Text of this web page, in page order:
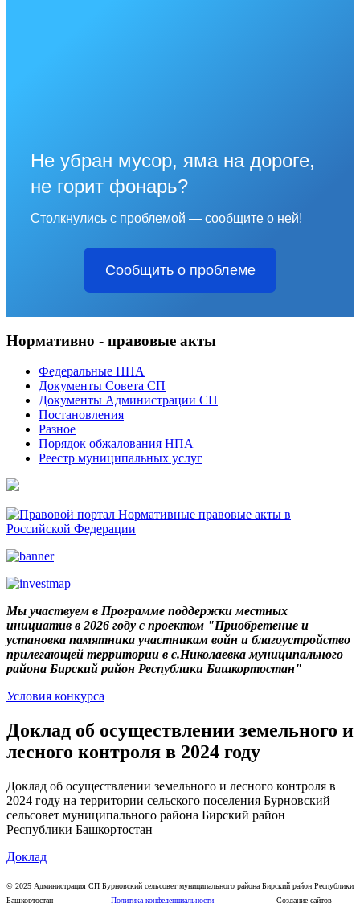
Не убран мусор, яма на дороге,
не горит фонарь?
Столкнулись с проблемой — сообщите о ней!
Сообщить о проблеме
Нормативно - правовые акты
Федеральные НПА
Документы Совета СП
Документы Администрации СП
Постановления
Разное
Порядок обжалования НПА
Реестр муниципальных услуг
Мы участвуем в Программе поддержки местных
инициатив в 2026 году с проектом "Приобретение и
установка памятника участникам войн и благоустройство
прилегающей территории в с.Николаевка муниципального
района Бирский район Республики Башкортостан"
Условия конкурса
Доклад об осуществлении земельного и
лесного контроля в 2024 году
Доклад об осуществлении земельного и лесного контроля в
2024 году на территории сельского поселения Бурновский
сельсовет муниципального района Бирский район
Республики Башкортостан
Доклад
© 2025 Администрация СП Бурновский сельсовет муниципального района Бирский район Республики
Башкортостан Политика конфеденциальности
Создание сайтов